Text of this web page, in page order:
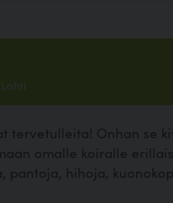
tervetulleita! Onhan se
omalle koiralle
pantoja, hihoja,